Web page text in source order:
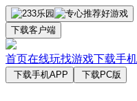
下载客户端
首页在线玩找游戏下载手
下载手机APP 下载PC版